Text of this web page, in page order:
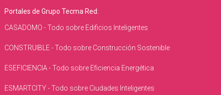
Portales de Grupo Tecma Red:
CASADOMO - Todo sobre Edificios Inteligentes
CONSTRUIBLE - Todo sobre Construcción Sostenible
ESEFICIENCIA - Todo sobre Eficiencia Energética
ESMARTCITY - Todo sobre Ciudades Inteligentes